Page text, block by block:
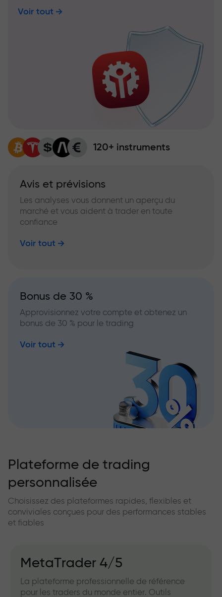
Voir tout
120+ instruments
Avis et prévisions
Les analyses vous donnent un aperçu du
marché et vous aident à trader en toute
confiance
Voir tout
Bonus de 30 %
Approvisionnez votre compte et obtenez un
bonus de 30 % pour le trading
Voir tout
Plateforme de trading
personnalisée
Choisissez des plateformes rapides, flexibles et
conviviales conçues pour des performances stables
et fiables
MetaTrader 4/5
La plateforme professionnelle de référence
pour les traders du monde entier. Outils